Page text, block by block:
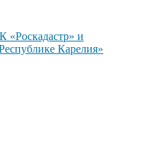
и
Карелия»